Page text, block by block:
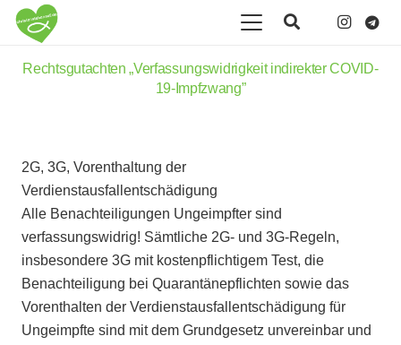
Rechtsgutachten „Verfassungswidrigkeit indirekter COVID-
19-Impfzwang”
2G, 3G, Vorenthaltung der
Verdienstausfallentschädigung
Alle Benachteiligungen Ungeimpfter sind
verfassungswidrig! Sämtliche 2G- und 3G-Regeln,
insbesondere 3G mit kostenpflichtigem Test, die
Benachteiligung bei Quarantänepflichten sowie das
Vorenthalten der Verdienstausfallentschädigung für
Ungeimpfte sind mit dem Grundgesetz unvereinbar und